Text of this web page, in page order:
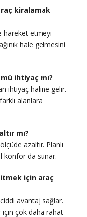
kiralamak
hareket etmeyi
hale gelmesini
ihtiyaç mı?
ihtiyaç haline gelir.
alanlara
mı?
azaltır. Planlı
konfor da sunar.
için araç
avantaj sağlar.
için çok daha rahat